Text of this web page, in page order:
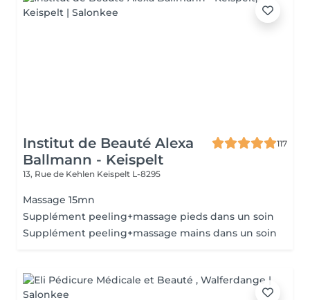
Institut de Beauté Alexa
Ballmann - Keispelt
117
13, Rue de Kehlen Keispelt L-8295
Massage 15mn
Supplément peeling+massage pieds dans un soin
Supplément peeling+massage mains dans un soin